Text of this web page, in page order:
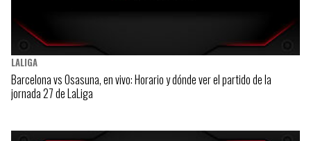
LALIGA
Barcelona vs Osasuna, en vivo: Horario y dónde ver el partido de la
jornada 27 de LaLiga